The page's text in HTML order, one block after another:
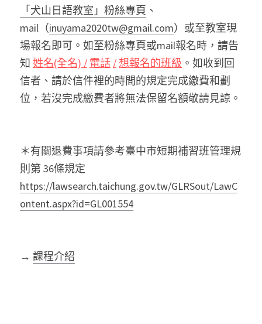
「犬山日語教室」粉絲專頁 、
mail（inuyama2020tw@gmail.com）或至教室現
場報名即可。如至粉絲專頁或mail報名時，請告
知 姓名(全名) / 電話 /想報名的班級 。如收到回
信者、請於信件裡的時間的規定完成繳費和劃
位，若沒完成繳費者將無法保留名額敬請見諒。
＊有關退費事項請參考臺中市短期補習班管理規
則第36條規定
https://lawsearch.taichung.gov.tw/GLRSout/LawC
ontent.aspx?id=GL001554
→ 課程介紹